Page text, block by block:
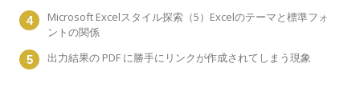
Microsoft Excelスタイル探索（5）Excelのテーマと標準フォ
ントの関係
出力結果の PDF に勝手にリンクが作成されてしまう現象